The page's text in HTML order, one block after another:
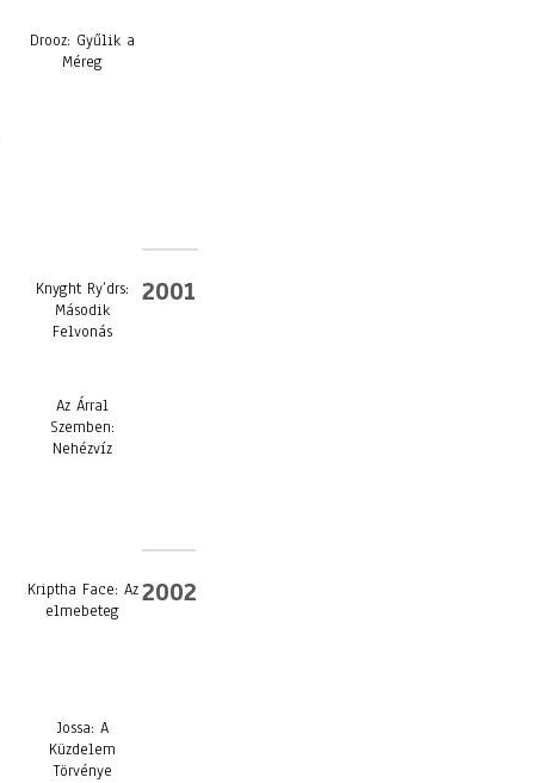
Drooz: Gyűlik a
Méreg
Knyght Ry’drs:
Második
Felvonás
Az Árral
Szemben:
Nehézvíz
2001
Kriptha Face: Az
elmebeteg
Jossa: A
Küzdelem
Törvénye
2002